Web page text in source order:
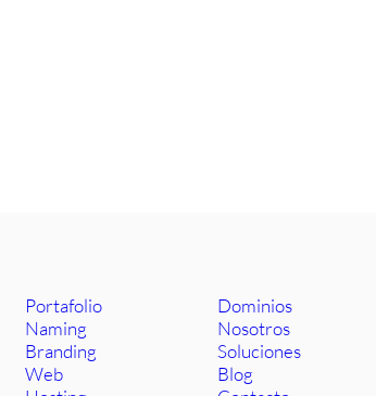
Portafolio
Naming
Branding
Web
Dominios
Nosotros
Soluciones
Blog